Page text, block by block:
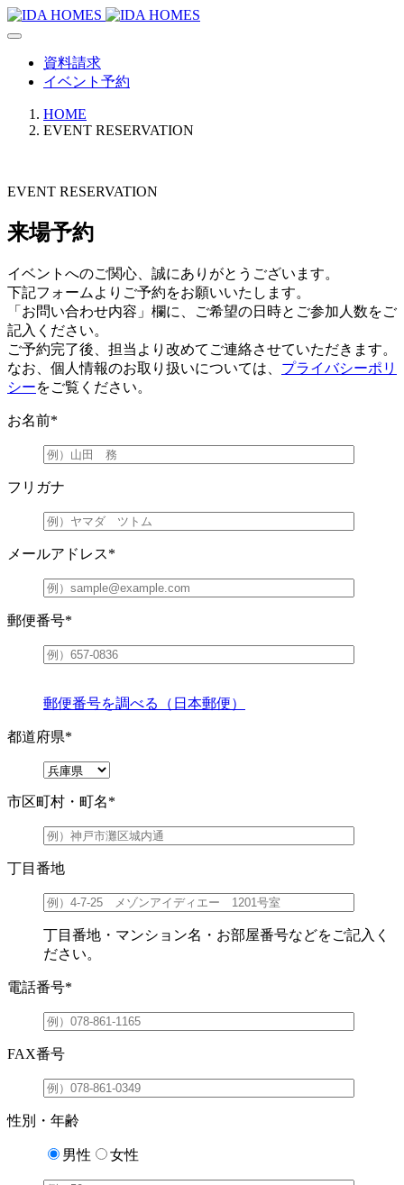
資料請求
イベント予約
HOME
EVENT RESERVATION
EVENT RESERVATION
来場予約
イベントへのご関心、誠にありがとうございます。
下記フォームよりご予約をお願いいたします。
「お問い合わせ内容」欄に、ご希望の日時とご参加人数をご
記入ください。
ご予約完了後、担当より改めてご連絡させていただきます。
なお、個人情報のお取り扱いについては、 プライバシーポリ
シーをご覧ください。
お名前*
フリガナ
メールアドレス*
郵便番号*
郵便番号を調べる（日本郵便）
都道府県*
市区町村・町名*
丁目番地
丁目番地・マンション名・お部屋番号などをご記入く
ださい。
電話番号*
FAX番号
性別・年齢
男性 女性